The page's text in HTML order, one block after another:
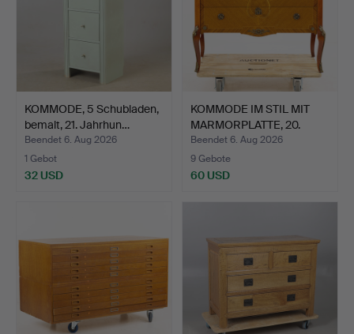
KOMMODE, 5 Schubladen,
bemalt, 21. Jahrhun…
Beendet 6. Aug 2026
1 Gebot
32 USD
KOMMODE IM STIL MIT
MARMORPLATTE, 20.
Jahr…
Beendet 6. Aug 2026
9 Gebote
60 USD